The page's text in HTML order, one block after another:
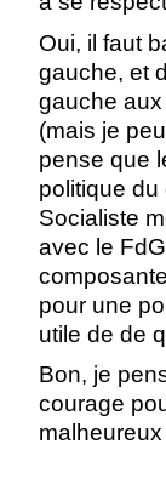
Oui, il faut
gauche, et
gauche
(mais je
pense que
politique du
Socialiste
avec le
pour une
utile de de
Bon, je
courage